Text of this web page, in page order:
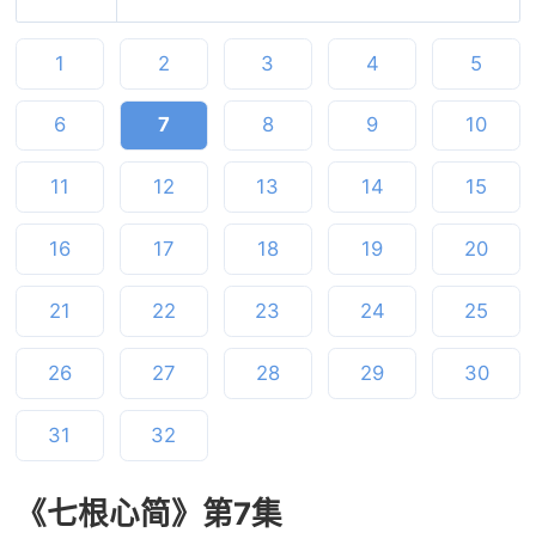
1 2 3 4 5
6 7 8 9 10
11 12 13 14 15
16 17 18 19 20
21 22 23 24 25
26 27 28 29 30
31 32
《七根心简》第7集